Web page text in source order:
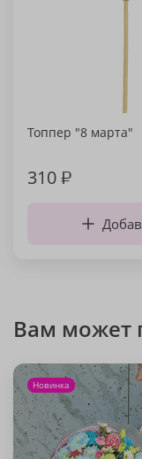
Топпер "8 марта"
310₽
Вам может
Новинка